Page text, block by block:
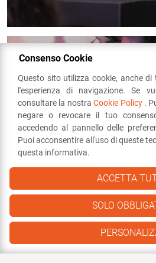
Consenso Cookie
Questo sito utilizza cookie, anche
l'esperienza di navigazione. Se
consultare la nostraCookie Policy .
negare o revocare il tuo
accedendo al pannello delle
Puoi acconsentire all'uso di queste
questa informativa.
ACCETTA
SOLO